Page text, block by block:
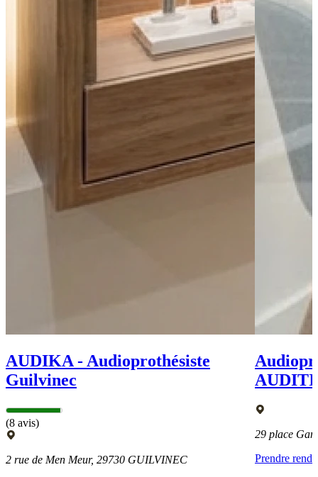
AUDIKA - Audioprothésiste
Guilvinec
(8 avis)
2 rue de Men Meur, 29730 GUILVINEC
29 place
Prendre